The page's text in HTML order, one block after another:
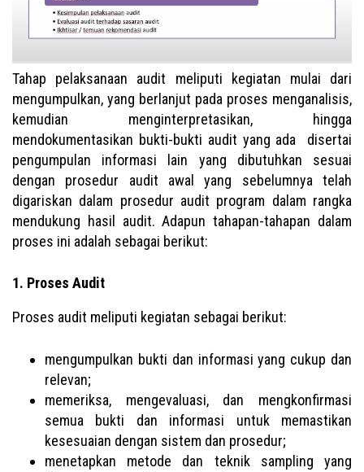
Tahap pelaksanaan audit meliputi kegiatan mulai dari
mengumpulkan, yang berlanjut pada proses menganalisis,
kemudian menginterpretasikan, hingga
mendokumentasikan bukti-bukti audit yang ada disertai
pengumpulan informasi lain yang dibutuhkan sesuai
dengan prosedur audit awal yang sebelumnya telah
digariskan dalam prosedur audit program dalam rangka
mendukung hasil audit. Adapun tahapan-tahapan dalam
proses ini adalah sebagai berikut:
1. Proses Audit
Proses audit meliputi kegiatan sebagai berikut:
mengumpulkan bukti dan informasi yang cukup dan
relevan;
memeriksa, mengevaluasi, dan mengkonfirmasi
semua bukti dan informasi untuk memastikan
kesesuaian dengan sistem dan prosedur;
menetapkan metode dan teknik sampling yang